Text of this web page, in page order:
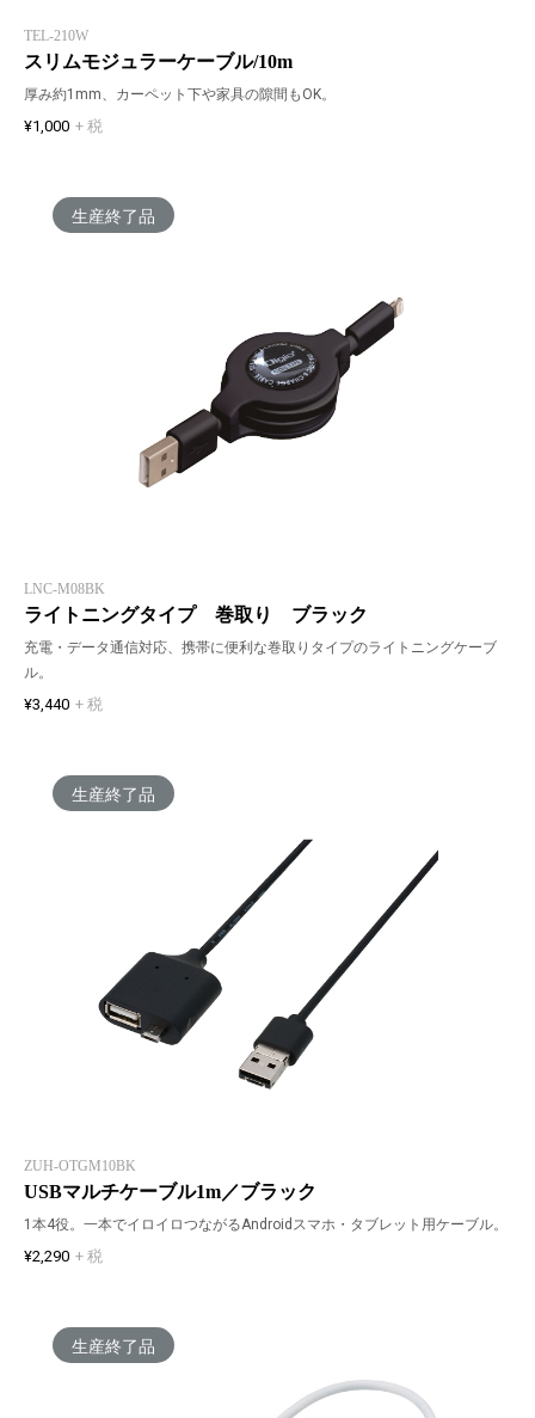
TEL-210W
スリムモジュラーケーブル/10m
厚み約1mm、カーペット下や家具の隙間もOK。
¥1,000 + 税
生産終了品
LNC-M08BK
ライトニングタイプ 巻取り ブラック
充電・データ通信対応、携帯に便利な巻取りタイプのライトニングケーブ
ル。
¥3,440 + 税
生産終了品
ZUH-OTGM10BK
USBマルチケーブル1m／ブラック
1本4役。一本でイロイロつながるAndroidスマホ・タブレット用ケーブル。
¥2,290 + 税
生産終了品